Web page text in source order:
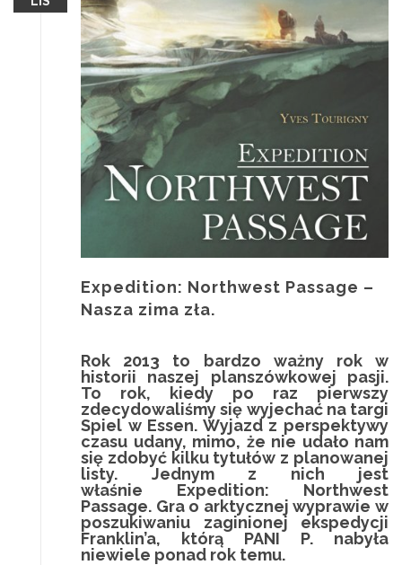
Expedition: Northwest Passage –
Nasza zima zła.
Rok 2013 to bardzo ważny rok w
historii naszej planszówkowej pasji.
To rok, kiedy po raz pierwszy
zdecydowaliśmy się wyjechać na targi
Spiel w Essen. Wyjazd z perspektywy
czasu udany, mimo, że nie udało nam
się zdobyć kilku tytułów z planowanej
listy. Jednym z nich jest
właśnie Expedition: Northwest
Passage. Gra o arktycznej wyprawie w
poszukiwaniu zaginionej ekspedycji
Franklin’a, którą PANI P. nabyła
niewiele ponad rok temu.